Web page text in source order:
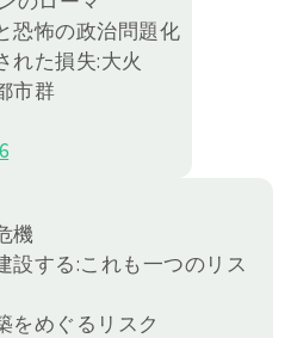
恐怖の政治問題化
た損失:大火
市群
機
する:これも一つのリス
めぐるリスク